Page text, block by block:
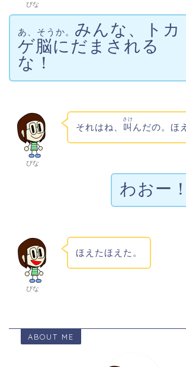
ぴな
あ、そうか。 みんな、トカ
ゲ脳にだまされる
な！
ぴな
それはね、 叫
さけ
んだの。ほ
わおー！
ぴな
ほえたほえた。
ABOUT ME